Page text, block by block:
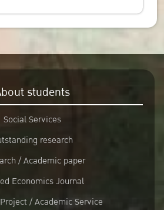
students
Social Services
research
/ Academic paper
Economics Journal
/ Academic Service